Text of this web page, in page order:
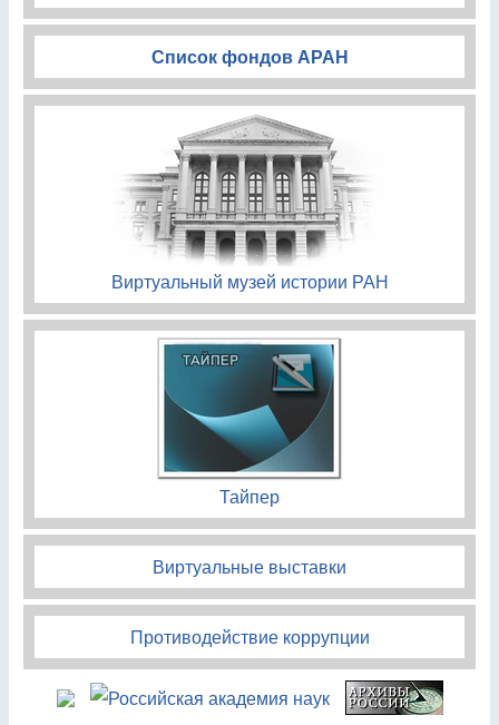
Список фондов АРАН
Виртуальный музей истории РАН
Тайпер
Виртуальные выставки
Противодействие коррупции